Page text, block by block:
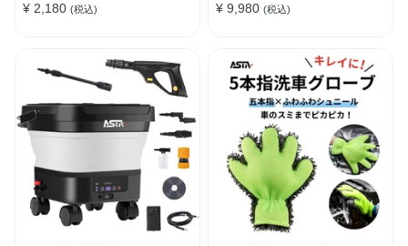
ワックス用スポンジ 高級洗車
除もOK カー用品一式
¥ 2,180 (税込)
用 強力泡立ち (コピー)
¥ 9,980 (税込)